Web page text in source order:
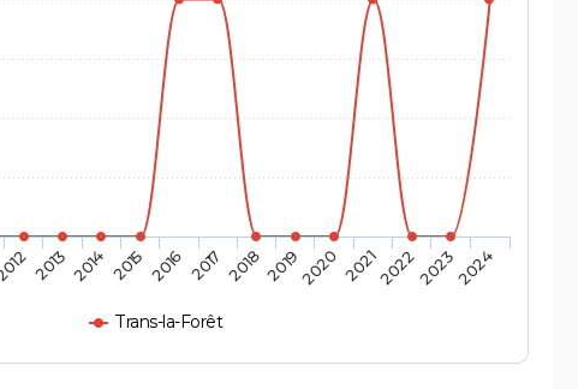
Trans-la-Forêt
2013 2014 2015 2016 2017 201820192020 2021202220232024